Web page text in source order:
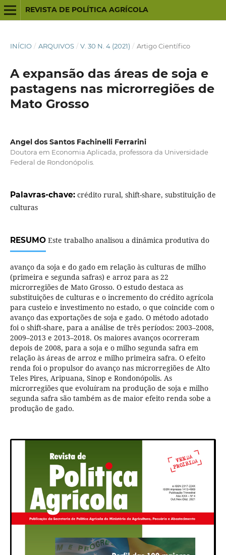
REVISTA DE POLÍTICA AGRÍCOLA
INÍCIO / ARQUIVOS / V. 30 N. 4 (2021) / Artigo Científico
A expansão das áreas de soja e
pastagens nas microrregiões de
Mato Grosso
Angel dos Santos Fachinelli Ferrarini
Doutora em Economia Aplicada, professora da Universidade
Federal de Rondonópolis.
Palavras-chave: crédito rural, shift-share, substituição de
culturas
RESUMOEste trabalho analisou a dinâmica produtiva do
avanço da soja e do gado em relação às culturas de milho
(primeira e segunda safras) e arroz para as 22
microrregiões de Mato Grosso. O estudo destaca as
substituições de culturas e o incremento do crédito agrícola
para custeio e investimento no estado, o que coincide com o
avanço das exportações de soja e gado. O método adotado
foi o shift-share, para a análise de três períodos: 2003–2008,
2009–2013 e 2013–2018. Os maiores avanços ocorreram
depois de 2008, para a soja e o milho segunda safra em
relação às áreas de arroz e milho primeira safra. O efeito
renda foi o propulsor do avanço nas microrregiões de Alto
Teles Pires, Aripuana, Sinop e Rondonópolis. As
microrregiões que evoluíram na produção de soja e milho
segunda safra são também as de maior efeito renda sobe a
produção de gado.